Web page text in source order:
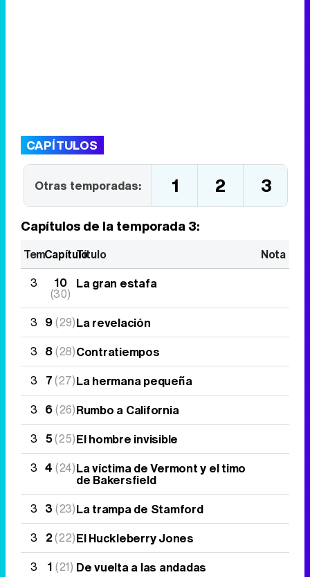
CAPÍTULOS
Otras temporadas: 1 2 3
Capítulos de la temporada 3:
TemCapítuloTítulo
Nota
3
10
(30)
La gran estafa
3 9(29)La revelación
3 8(28)Contratiempos
3 7(27)La hermana pequeña
3 6(26)Rumbo a California
3 5(25)El hombre invisible
3 4 (24)La víctima de Vermont y el timo
de Bakersfield
3 3 (23)La trampa de Stamford
3 2(22)El Huckleberry Jones
3 1 (21) De vuelta a las andadas